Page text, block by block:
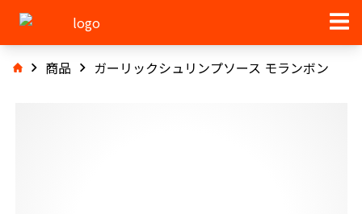
商品 ガーリックシュリンプソース モランボン